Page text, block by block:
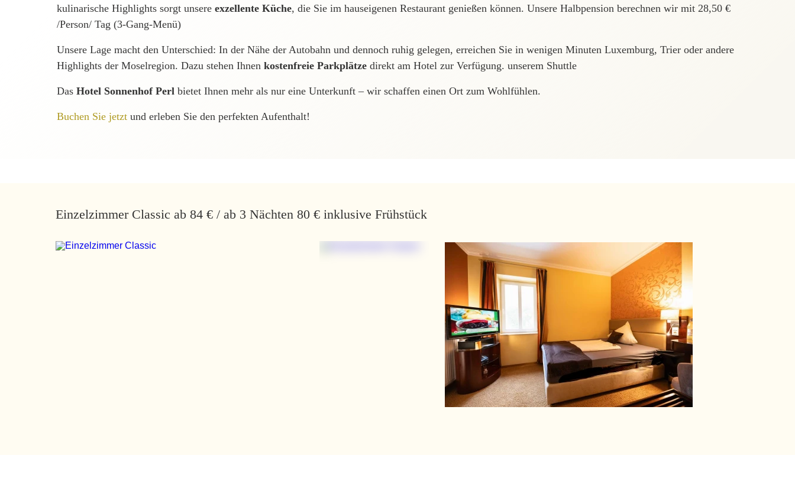
kulinarische Highlights sorgt unsere exzellente Küche, die Sie im hauseigenen Restaurant genießen können. Unsere Halbpension berechnen wir mit 28,50 €
/Person/ Tag (3-Gang-Menü)
Unsere Lage macht den Unterschied: In der Nähe der Autobahn und dennoch ruhig gelegen, erreichen Sie in wenigen Minuten Luxemburg, Trier oder andere
Highlights der Moselregion. Dazu stehen Ihnen kostenfreie Parkplätze direkt am Hotel zur Verfügung. unserem Shuttle
Das Hotel Sonnenhof Perl bietet Ihnen mehr als nur eine Unterkunft – wir schaffen einen Ort zum Wohlfühlen.
Buchen Sie jetzt und erleben Sie den perfekten Aufenthalt!
Einzelzimmer Classic ab 84 € / ab 3 Nächten 80 € inklusive Frühstück